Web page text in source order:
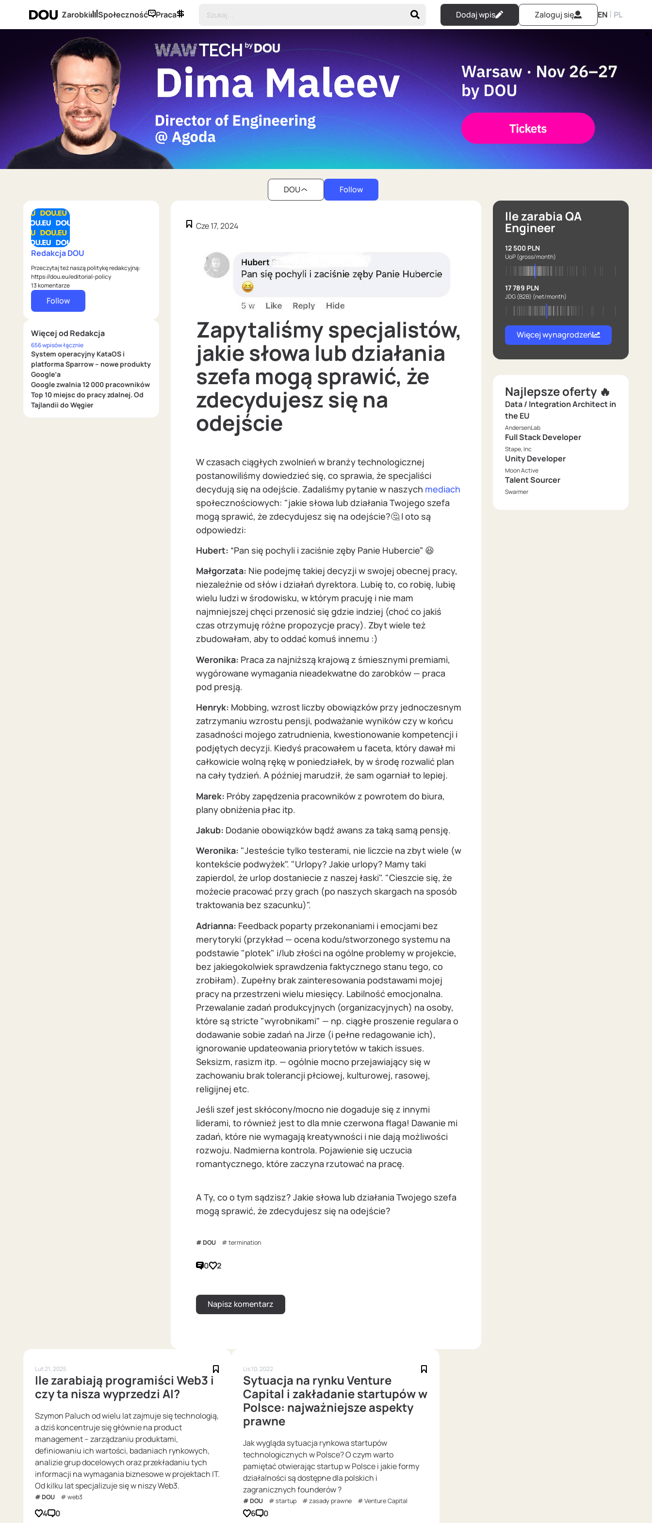
Zarobki Społeczność Praca Dodaj wpis Zaloguj się EN | PL
DOU Follow
Redakcja DOU
Przeczytaj też naszą politykę redakcyjną:
https://dou.eu/editorial-policy
13 komentarze
Follow
Więcej od Redakcja
656 wpisów łącznie
System operacyjny KataOS i
platforma Sparrow – nowe produkty
Google’a
Google zwalnia 12 000 pracowników
Top 10 miejsc do pracy zdalnej. Od
Tajlandii do Węgier
Cze 17, 2024
Zapytaliśmy specjalistów,
jakie słowa lub działania
szefa mogą sprawić, że
zdecydujesz się na
odejście
W czasach ciągłych zwolnień w branży technologicznej
postanowiliśmy dowiedzieć się, co sprawia, że specjaliści
decydują się na odejście. Zadaliśmy pytanie w naszych mediach
społecznościowych: "jakie słowa lub działania Twojego szefa
mogą sprawić, że zdecydujesz się na odejście?🤔 I oto są
odpowiedzi:
Hubert: “Pan się pochyli i zaciśnie zęby Panie Hubercie” 😆
Małgorzata: Nie podejmę takiej decyzji w swojej obecnej pracy,
niezależnie od słów i działań dyrektora. Lubię to, co robię, lubię
wielu ludzi w środowisku, w którym pracuję i nie mam
najmniejszej chęci przenosić się gdzie indziej (choć co jakiś
czas otrzymuję różne propozycje pracy). Zbyt wiele też
zbudowałam, aby to oddać komuś innemu :)
Weronika: Praca za najniższą krajową z śmiesznymi premiami,
wygórowane wymagania nieadekwatne do zarobków — praca
pod presją.
Henryk: Mobbing, wzrost liczby obowiązków przy jednoczesnym
zatrzymaniu wzrostu pensji, podważanie wyników czy w końcu
zasadności mojego zatrudnienia, kwestionowanie kompetencji i
podjętych decyzji. Kiedyś pracowałem u faceta, który dawał mi
całkowicie wolną rękę w poniedziałek, by w środę rozwalić plan
na cały tydzień. A później marudził, że sam ogarniał to lepiej.
Marek: Próby zapędzenia pracowników z powrotem do biura,
plany obniżenia płac itp.
Jakub: Dodanie obowiązków bądź awans za taką samą pensję.
Weronika: "Jesteście tylko testerami, nie liczcie na zbyt wiele (w
kontekście podwyżek". "Urlopy? Jakie urlopy? Mamy taki
zapierdol, że urlop dostaniecie z naszej łaski". "Cieszcie się, że
możecie pracować przy grach (po naszych skargach na sposób
traktowania bez szacunku)".
Adrianna: Feedback poparty przekonaniami i emocjami bez
merytoryki (przykład — ocena kodu/stworzonego systemu na
podstawie "plotek" i/lub złości na ogólne problemy w projekcie,
bez jakiegokolwiek sprawdzenia faktycznego stanu tego, co
zrobiłam). Zupełny brak zainteresowania podstawami mojej
pracy na przestrzeni wielu miesięcy. Labilność emocjonalna.
Przewalanie zadań produkcyjnych (organizacyjnych) na osoby,
które są stricte "wyrobnikami" — np. ciągłe proszenie regulara o
dodawanie sobie zadań na Jirze (i pełne redagowanie ich),
ignorowanie updateowania priorytetów w takich issues.
Seksizm, rasizm itp. — ogólnie mocno przejawiający się w
zachowaniu brak tolerancji płciowej, kulturowej, rasowej,
religijnej etc.
Jeśli szef jest skłócony/mocno nie dogaduje się z innymi
liderami, to również jest to dla mnie czerwona flaga! Dawanie mi
zadań, które nie wymagają kreatywności i nie dają możliwości
rozwoju. Nadmierna kontrola. Pojawienie się uczucia
romantycznego, które zaczyna rzutować na pracę.
A Ty, co o tym sądzisz? Jakie słowa lub działania Twojego szefa
mogą sprawić, że zdecydujesz się na odejście?
DOU termination
0 2
Ile zarabia QA
Engineer
12 500 PLN
UoP(gross/month)
17 789 PLN
JDG (B2B) (net/month)
Więcej wynagrodzeń
Najlepsze oferty 🔥
Data / Integration Architect in
the EU
AndersenLab
Full Stack Developer
Stape, Inc
Unity Developer
Moon Active
Talent Sourcer
Swarmer
Lut 21, 2025
Ile zarabiają programiści Web3 i
czy ta nisza wyprzedzi AI?
Szymon Paluch od wielu lat zajmuje się technologią,
a dziś koncentruje się głównie na product
management – zarządzaniu produktami,
definiowaniu ich wartości, badaniach rynkowych,
analizie grup docelowych oraz przekładaniu tych
informacji na wymagania biznesowe w projektach IT.
Od kilku lat specjalizuje się w niszy Web3.
DOU web3
4 0
Lis 10, 2022
Sytuacja na rynku Venture
Capital i zakładanie startupów w
Polsce: najważniejsze aspekty
prawne
Jak wygląda sytuacja rynkowa startupów
technologicznych w Polsce? O czym warto
pamiętać otwierając startup w Polsce i jakie formy
działalności są dostępne dla polskich i
zagranicznych founderów ?
DOU startup zasady prawne Venture Capital
6 0